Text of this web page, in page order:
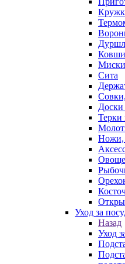
Ковши
Миски
Сита
Доски
Терки
Ножи,
Уход за
Назад
Уход